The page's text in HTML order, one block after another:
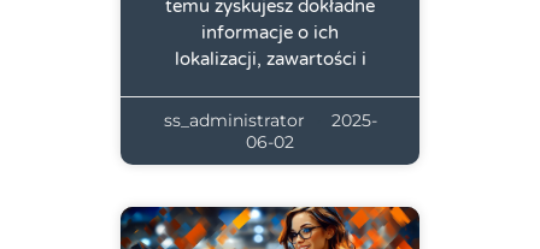
temu zyskujesz dokładne
informacje o ich
lokalizacji, zawartości i
ss_administrator
2025-
06-02